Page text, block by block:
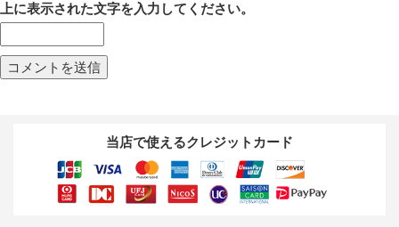
上に表示された文字を入力してください。
当店で使えるクレジットカード